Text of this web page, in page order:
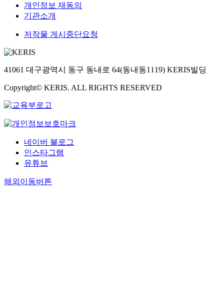
개인정보 재동의
기관소개
저작물 게시중단요청
41061 대구광역시 동구 동내로 64(동내동1119) KERIS빌딩
Copyright© KERIS. ALL RIGHTS RESERVED
네이버 블로그
인스타그램
유튜브
해외이동버튼